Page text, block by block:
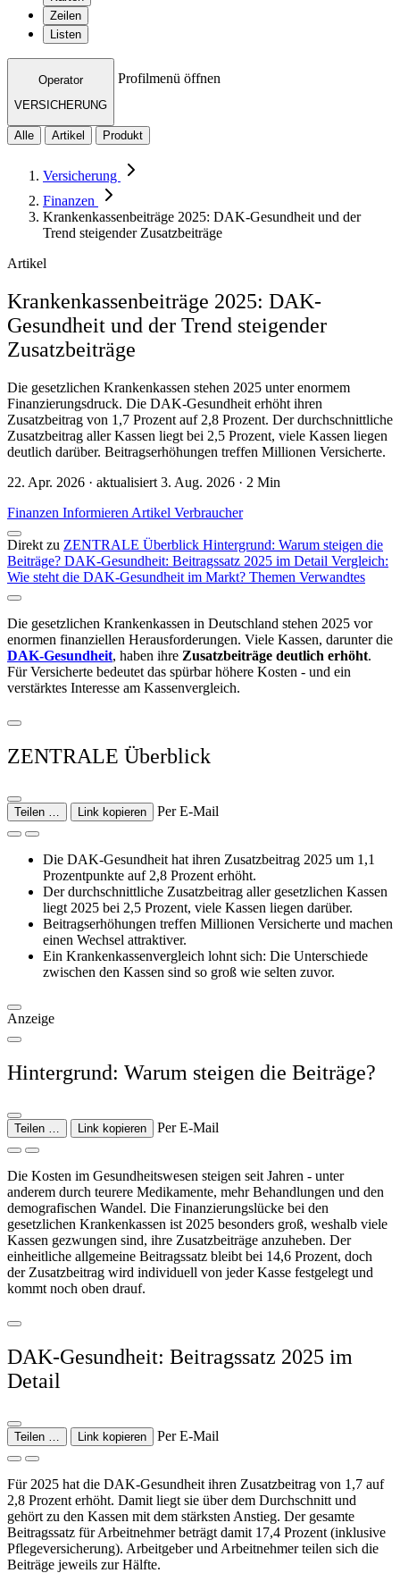
Zeilen
Listen
Operator
VERSICHERUNG
Profilmenü öffnen
Alle Artikel Produkt
Versicherung
Finanzen
Krankenkassenbeiträge 2025: DAK-Gesundheit und der
Trend steigender Zusatzbeiträge
Artikel
Krankenkassenbeiträge 2025: DAK-
Gesundheit und der Trend steigender
Zusatzbeiträge
Die gesetzlichen Krankenkassen stehen 2025 unter enormem
Finanzierungsdruck. Die DAK-Gesundheit erhöht ihren
Zusatzbeitrag von 1,7 Prozent auf 2,8 Prozent. Der durchschnittliche
Zusatzbeitrag aller Kassen liegt bei 2,5 Prozent, viele Kassen liegen
deutlich darüber. Beitragserhöhungen treffen Millionen Versicherte.
22. Apr. 2026 · aktualisiert 3. Aug. 2026 · 2 Min
Finanzen Informieren Artikel Verbraucher
Direkt zu ZENTRALE Überblick Hintergrund: Warum steigen die
Beiträge? DAK-Gesundheit: Beitragssatz 2025 im Detail Vergleich:
Wie steht die DAK-Gesundheit im Markt? Themen Verwandtes
Die gesetzlichen Krankenkassen in Deutschland stehen 2025 vor
enormen finanziellen Herausforderungen. Viele Kassen, darunter die
DAK-Gesundheit, haben ihre Zusatzbeiträge deutlich erhöht.
Für Versicherte bedeutet das spürbar höhere Kosten - und ein
verstärktes Interesse am Kassenvergleich.
ZENTRALE Überblick
Teilen … Link kopieren Per E-Mail
Die DAK-Gesundheit hat ihren Zusatzbeitrag 2025 um 1,1
Prozentpunkte auf 2,8 Prozent erhöht.
Der durchschnittliche Zusatzbeitrag aller gesetzlichen Kassen
liegt 2025 bei 2,5 Prozent, viele Kassen liegen darüber.
Beitragserhöhungen treffen Millionen Versicherte und machen
einen Wechsel attraktiver.
Ein Krankenkassenvergleich lohnt sich: Die Unterschiede
zwischen den Kassen sind so groß wie selten zuvor.
Anzeige
Hintergrund: Warum steigen die Beiträge?
Teilen … Link kopieren Per E-Mail
Die Kosten im Gesundheitswesen steigen seit Jahren - unter
anderem durch teurere Medikamente, mehr Behandlungen und den
demografischen Wandel. Die Finanzierungslücke bei den
gesetzlichen Krankenkassen ist 2025 besonders groß, weshalb viele
Kassen gezwungen sind, ihre Zusatzbeiträge anzuheben. Der
einheitliche allgemeine Beitragssatz bleibt bei 14,6 Prozent, doch
der Zusatzbeitrag wird individuell von jeder Kasse festgelegt und
kommt noch oben drauf.
DAK-Gesundheit: Beitragssatz 2025 im
Detail
Teilen … Link kopieren Per E-Mail
Für 2025 hat die DAK-Gesundheit ihren Zusatzbeitrag von 1,7 auf
2,8 Prozent erhöht. Damit liegt sie über dem Durchschnitt und
gehört zu den Kassen mit dem stärksten Anstieg. Der gesamte
Beitragssatz für Arbeitnehmer beträgt damit 17,4 Prozent (inklusive
Pflegeversicherung). Arbeitgeber und Arbeitnehmer teilen sich die
Beiträge jeweils zur Hälfte.